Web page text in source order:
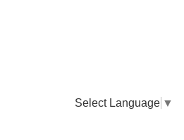
Select Language ▼